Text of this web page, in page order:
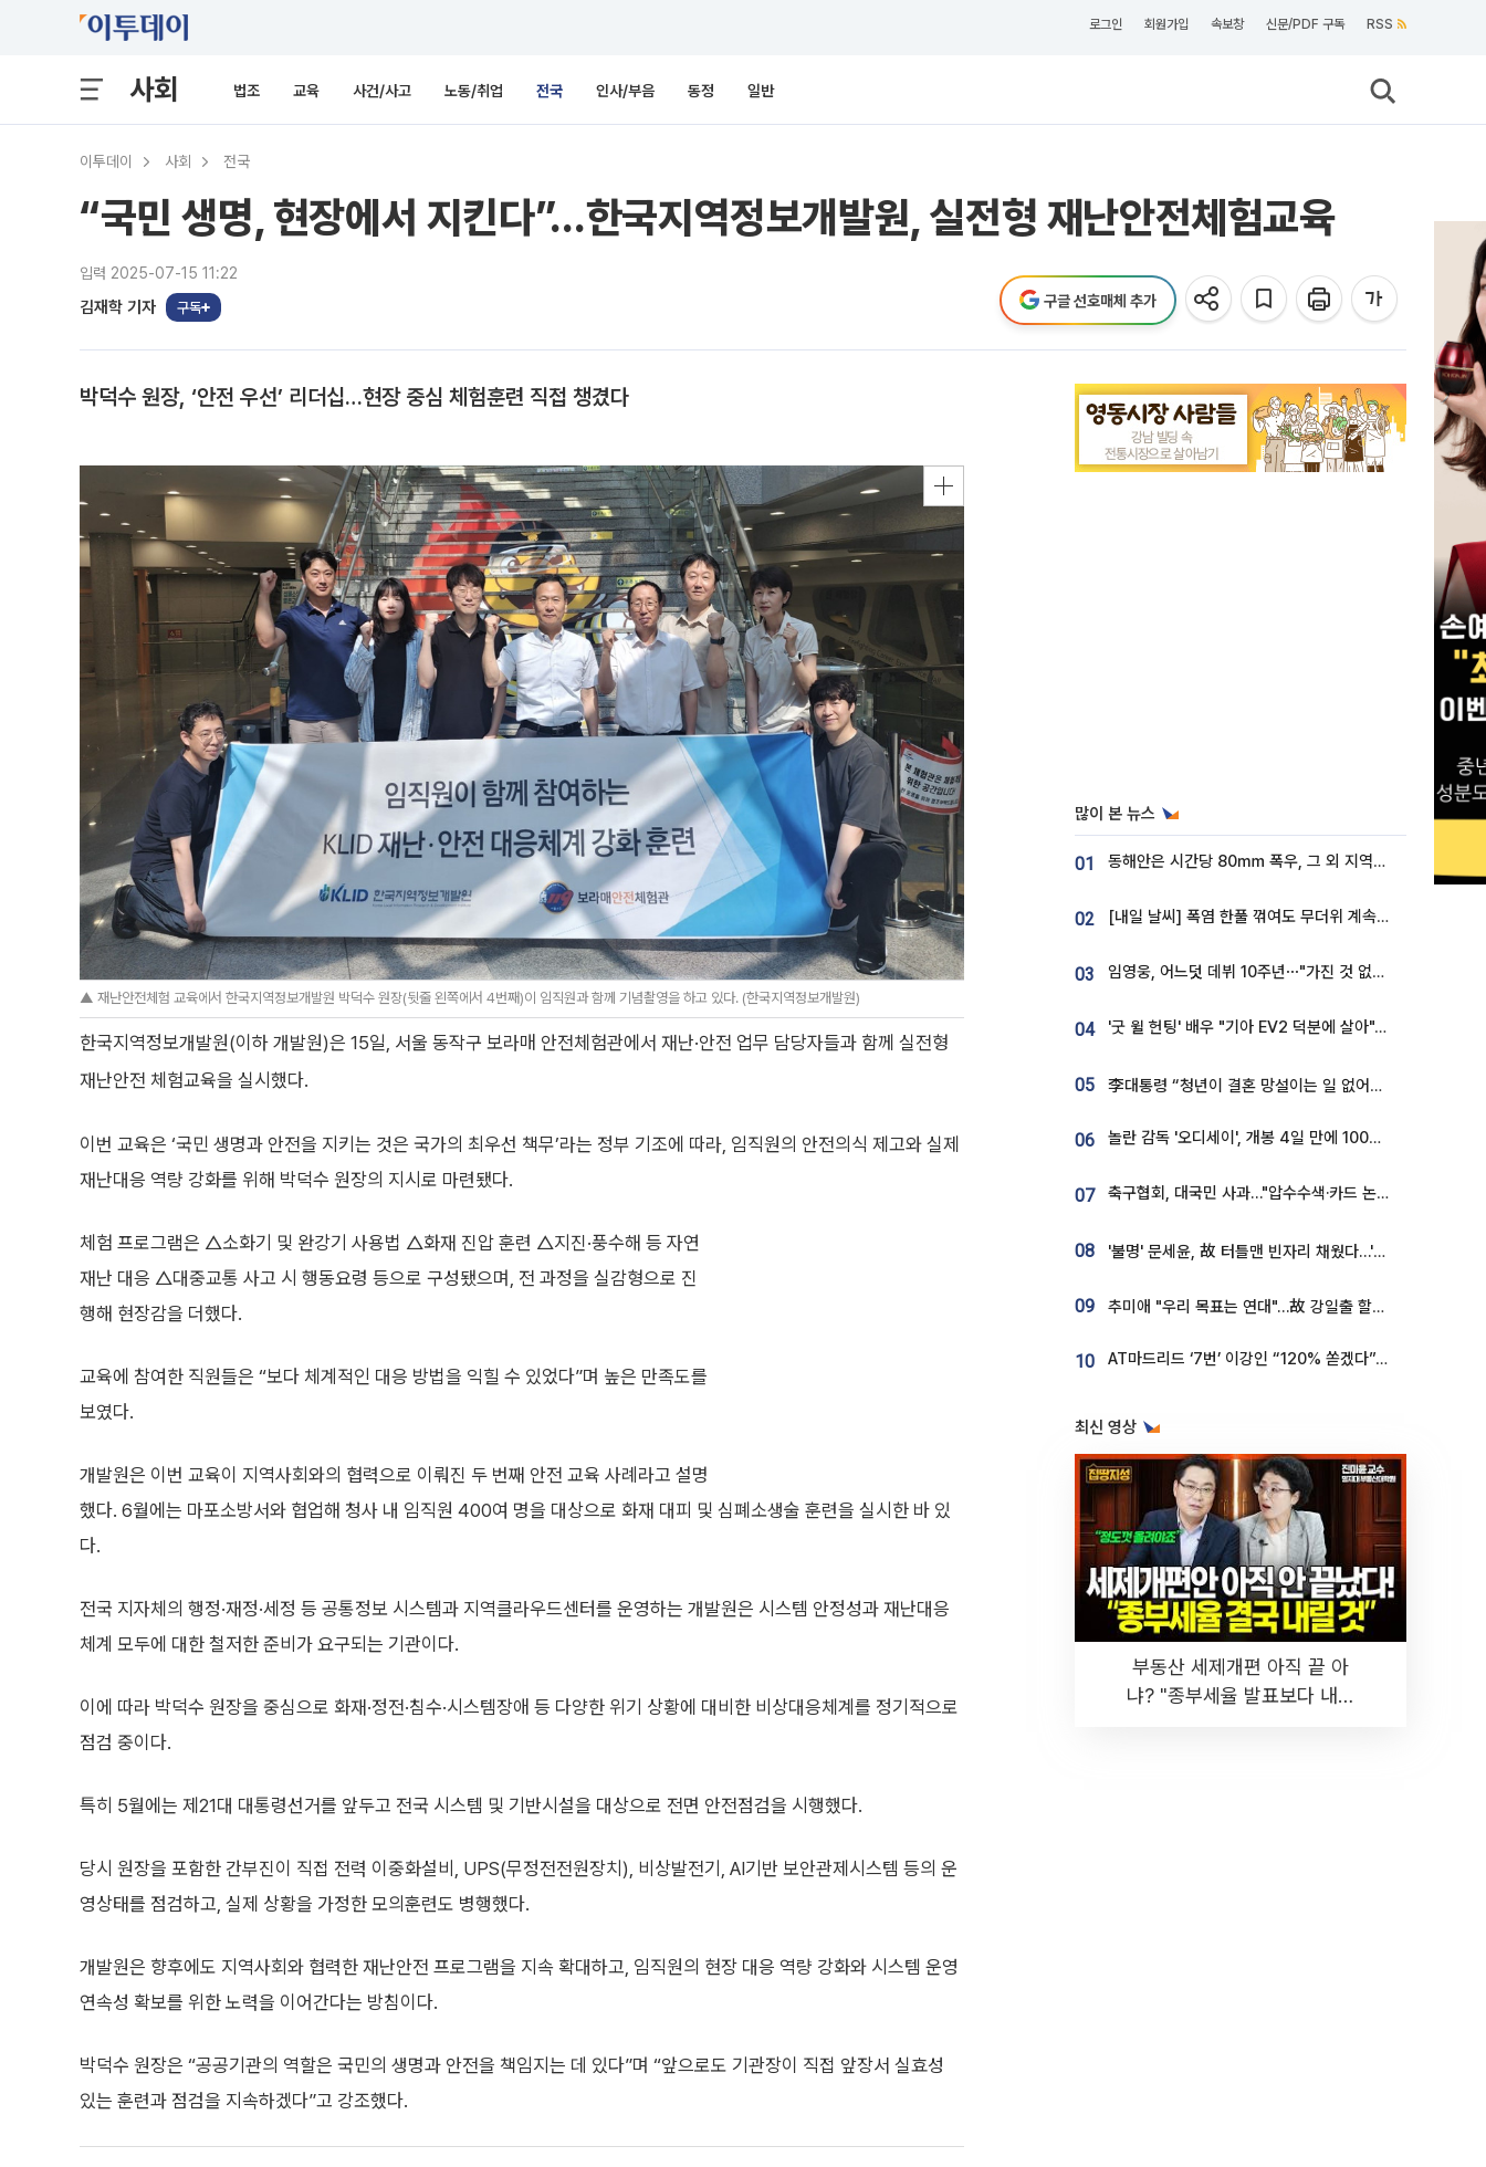
로그인 회원가입 속보창 신문/PDF 구독 RSS
사회 법조 교육 사건/사고 노동/취업 전국 인사/부음 동정 일반
이투데이 사회 전국
“국민 생명, 현장에서 지킨다”…한국지역정보개발원, 실전형 재난안전체험교육
입력 2025-07-15 11:22
김재학 기자 구독 구글 선호매체 추가
박덕수 원장, ‘안전 우선’ 리더십…현장 중심 체험훈련 직접 챙겼다
▲ 재난안전체험 교육에서 한국지역정보개발원 박덕수 원장(뒷줄 왼쪽에서 4번째)이 임직원과 함께 기념촬영을 하고 있다. (한국지역정보개발원)
한국지역정보개발원(이하 개발원)은 15일, 서울 동작구 보라매 안전체험관에서 재난·안전 업무 담당자들과 함께 실전형
재난안전 체험교육을 실시했다.
이번 교육은 ‘국민 생명과 안전을 지키는 것은 국가의 최우선 책무’라는 정부 기조에 따라, 임직원의 안전의식 제고와 실제
재난대응 역량 강화를 위해 박덕수 원장의 지시로 마련됐다.
체험 프로그램은 △소화기 및 완강기 사용법 △화재 진압 훈련 △지진·풍수해 등 자연
재난 대응 △대중교통 사고 시 행동요령 등으로 구성됐으며, 전 과정을 실감형으로 진
행해 현장감을 더했다.
교육에 참여한 직원들은 “보다 체계적인 대응 방법을 익힐 수 있었다”며 높은 만족도를
보였다.
개발원은 이번 교육이 지역사회와의 협력으로 이뤄진 두 번째 안전 교육 사례라고 설명
했다. 6월에는 마포소방서와 협업해 청사 내 임직원 400여 명을 대상으로 화재 대피 및 심폐소생술 훈련을 실시한 바 있
다.
전국 지자체의 행정·재정·세정 등 공통정보 시스템과 지역클라우드센터를 운영하는 개발원은 시스템 안정성과 재난대응
체계 모두에 대한 철저한 준비가 요구되는 기관이다.
이에 따라 박덕수 원장을 중심으로 화재·정전·침수·시스템장애 등 다양한 위기 상황에 대비한 비상대응체계를 정기적으로
점검 중이다.
특히 5월에는 제21대 대통령선거를 앞두고 전국 시스템 및 기반시설을 대상으로 전면 안전점검을 시행했다.
당시 원장을 포함한 간부진이 직접 전력 이중화설비, UPS(무정전전원장치), 비상발전기, AI기반 보안관제시스템 등의 운
영상태를 점검하고, 실제 상황을 가정한 모의훈련도 병행했다.
개발원은 향후에도 지역사회와 협력한 재난안전 프로그램을 지속 확대하고, 임직원의 현장 대응 역량 강화와 시스템 운영
연속성 확보를 위한 노력을 이어간다는 방침이다.
박덕수 원장은 “공공기관의 역할은 국민의 생명과 안전을 책임지는 데 있다”며 “앞으로도 기관장이 직접 앞장서 실효성
있는 훈련과 점검을 지속하겠다”고 강조했다.
많이 본 뉴스
01 동해안은 시간당 80㎜ 폭우, 그 외 지역은 폭염…‘극과 극 날씨’
02 [내일 날씨] 폭염 한풀 꺾여도 무더위 계속⋯동해안 이틀 연속 비
03 임영웅, 어느덧 데뷔 10주년⋯"가진 것 없던 시절, 내 앞엔 20명의 팬뿐"
04 '굿 윌 헌팅' 배우 "기아 EV2 덕분에 살아"…교통사고 후 안전성 극찬
05 李대통령 “청년이 결혼 망설이는 일 없어야...제도상 불이익 조사”
06 놀란 감독 '오디세이', 개봉 4일 만에 100만 돌파⋯'왕사남' 보다 빠르다
07 축구협회, 대국민 사과…"압수수색·카드 논란 사죄, 강도 높은 쇄신"
08 '불명' 문세윤, 故 터틀맨 빈자리 채웠다…'거북이' 눈물의 최종 우승
09 추미애 "우리 목표는 연대"…故 강일출 할머니 흉상 제막
10 AT마드리드 ‘7번’ 이강인 “120% 쏟겠다”⋯시메오네 감독 “필요한 선수”
최신 영상
부동산 세제개편 아직 끝 아
냐? "종부세율 발표보다 내릴